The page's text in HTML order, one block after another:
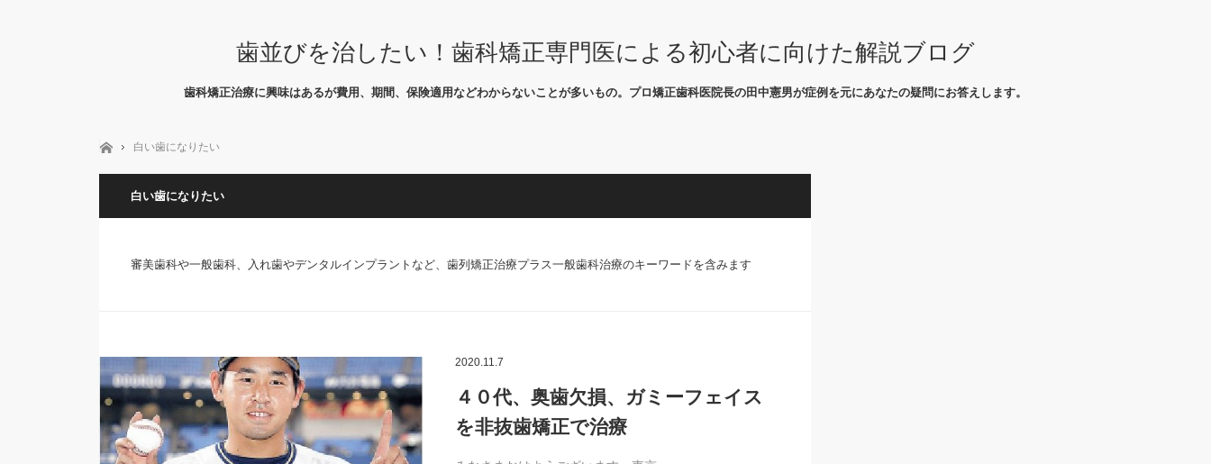
歯並びを治したい！歯科矯正専門医による初心者に向けた解説ブログ
歯科矯正治療に興味はあるが費用、期間、保険適用などわからないことが多いもの。プロ矯正歯科医院長の田中憲男が症例を元にあなたの疑問にお答えします。
ホーム白い歯になりたい
白い歯になりたい
審美歯科や一般歯科、入れ歯やデンタルインプラントなど、歯列矯正治療プラス一般歯科治療のキーワードを含みます
2020.11.7
４０代、奥歯欠損、ガミーフェイス
を非抜歯矯正で治療